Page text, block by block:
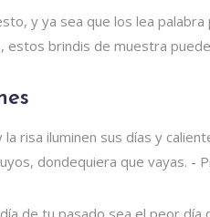
y ya sea que los lea
estos brindis de muestra
la risa iluminen sus días y
dondequiera que vayas. -
de tu pasado sea el peor día